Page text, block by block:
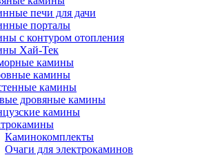
печи для дачи
порталы
с контуром отопления
Хай-Тек
камины
камины
камины
дровяные камины
камины
Каминокомплекты
Очаги для электрокаминов